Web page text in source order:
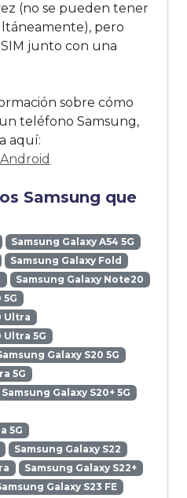
(no se pueden tener
pero
junto con una
sobre cómo
teléfono Samsung,
aquí:
Samsung que
Samsung Galaxy A54 5G
Samsung Galaxy Fold
Samsung Galaxy Note20
Ultra
Ultra 5G
Galaxy S20 5G
5G
Samsung Galaxy S20+ 5G
5G
Samsung Galaxy S22
Samsung Galaxy S22+
Galaxy S23 FE